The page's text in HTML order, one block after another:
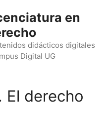
en
didácticos digitales
Digital UG
El derecho